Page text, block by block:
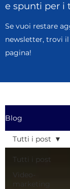
e spunti per i
Se vuoi restare
newsletter, trovi
pagina!
Blog
Tutti i post
Video-
marketing
Tutti i post